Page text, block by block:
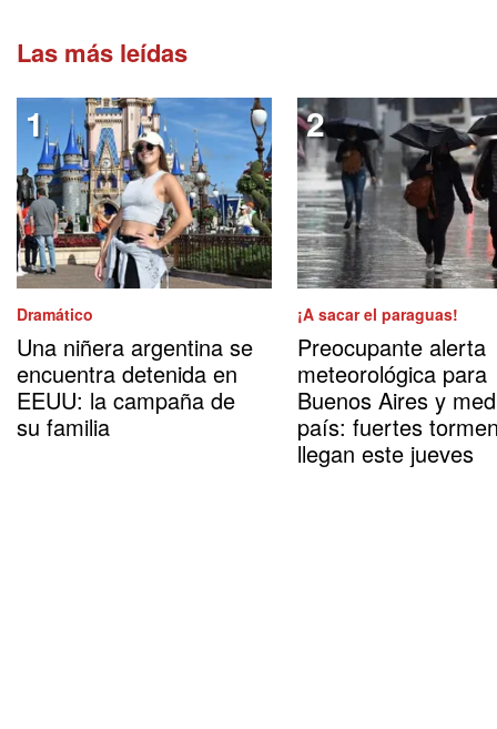
Las más leídas
Dramático
Una niñera argentina se
encuentra detenida en
EEUU: la campaña de
su familia
¡A sacar el paraguas!
Preocupante alerta
meteorológica para
Buenos Aires y
país: fuertes
llegan este jueves